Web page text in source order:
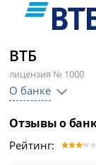
ВТБ
лицензия № 1000
О банке
Отзывы о
Рейтинг: